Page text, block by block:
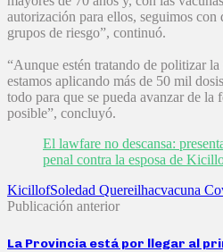
autorización para ellos, seguimos con
grupos de riesgo”, continuó.
“Aunque estén tratando de politizar
estamos aplicando más de 50 mil
todo para que se pueda avanzar de la
posible”, concluyó.
El lawfare no descansa:
penal contra la esposa de
KicillofSoledad Quereilhacvacuna
Publicación anterior
La Provincia está por llegar al